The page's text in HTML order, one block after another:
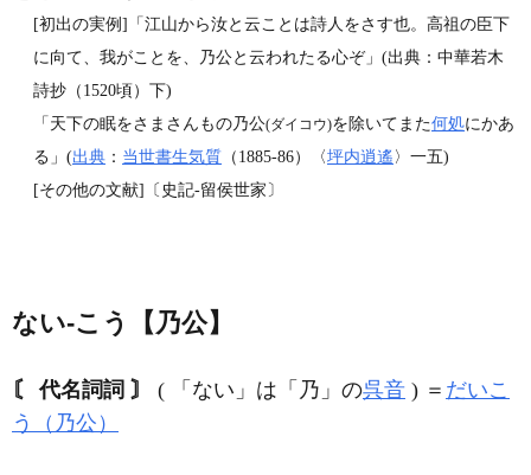
[初出の実例]「江山から汝と云ことは詩人をさす也。高祖の臣下
に向て、我がことを、乃公と云われたる心ぞ」(出典：中華若木
詩抄（1520頃）下)
「天下の眠をさまさんもの乃公(ダイコウ)を除いてまた何処にかあ
る」(出典 ： 当世書生気質 （1885‐86）〈坪内逍遙〉一五)
[その他の文献]〔史記‐留侯世家〕
ない‐こう【乃公】
〘 代名詞詞 〙 ( 「ない」は「乃」の呉音 ) ＝ だいこ
う（乃公）